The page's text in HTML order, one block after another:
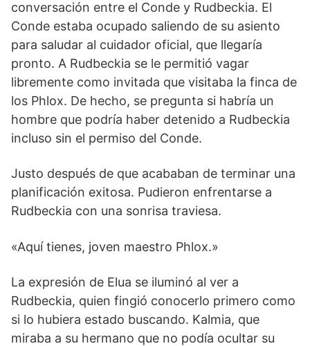
conversación entre el Conde y Rudbeckia. El
Conde estaba ocupado saliendo de su asiento
para saludar al cuidador oficial, que llegaría
pronto. A Rudbeckia se le permitió vagar
libremente como invitada que visitaba la finca de
los Phlox. De hecho, se pregunta si habría un
hombre que podría haber detenido a Rudbeckia
incluso sin el permiso del Conde.
Justo después de que acababan de terminar una
planificación exitosa. Pudieron enfrentarse a
Rudbeckia con una sonrisa traviesa.
«Aquí tienes, joven maestro Phlox.»
La expresión de Elua se iluminó al ver a
Rudbeckia, quien fingió conocerlo primero como
si lo hubiera estado buscando. Kalmia, que
miraba a su hermano que no podía ocultar su